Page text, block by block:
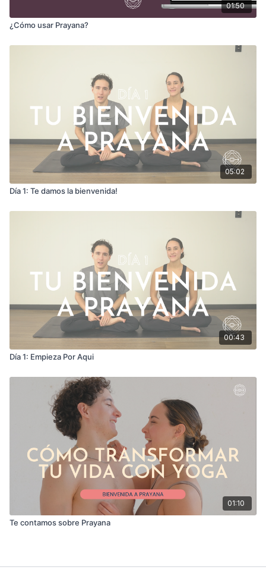
01:50
¿Cómo usar Prayana?
05:02
Día 1: Te damos la bienvenida!
00:43
Día 1: Empieza Por Aqui
01:10
Te contamos sobre Prayana